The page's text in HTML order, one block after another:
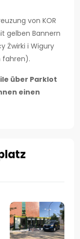
von KOR
gelben Bannern
Żwirki i Wigury
fahren).
über Parklot
einen